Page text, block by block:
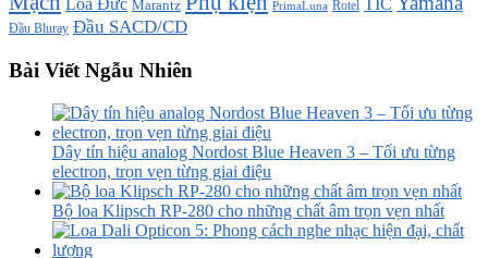
Loa Đức Marantz PrimaLuna Rotel
Đầu Bluray Đầu SACD/CD
Bài Viết Ngẫu Nhiên
Dây tín hiệu analog Nordost Blue Heaven 3 – Tối ưu từng
electron, trọn vẹn từng giai điệu
Bộ loa Klipsch RP-280 cho những chất âm trọn vẹn nhất